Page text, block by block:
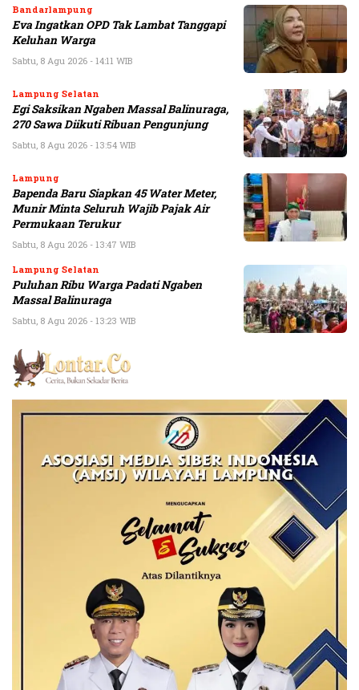
Bandarlampung
Eva Ingatkan OPD Tak Lambat Tanggapi
Keluhan Warga
Sabtu, 8 Agu 2026 - 14:11 WIB
Lampung Selatan
Egi Saksikan Ngaben Massal Balinuraga,
270 Sawa Diikuti Ribuan Pengunjung
Sabtu, 8 Agu 2026 - 13:54 WIB
Lampung
Bapenda Baru Siapkan 45 Water Meter,
Munir Minta Seluruh Wajib Pajak Air
Permukaan Terukur
Sabtu, 8 Agu 2026 - 13:47 WIB
Lampung Selatan
Puluhan Ribu Warga Padati Ngaben
Massal Balinuraga
Sabtu, 8 Agu 2026 - 13:23 WIB